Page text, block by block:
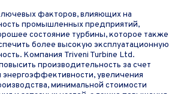
факторов, влияющих на
промышленных предприятий,
состояние турбины, которое также
более высокую эксплуатационную
Компания Triveni Turbine Ltd.
производительность за счет
увеличения
минимальной стоимости